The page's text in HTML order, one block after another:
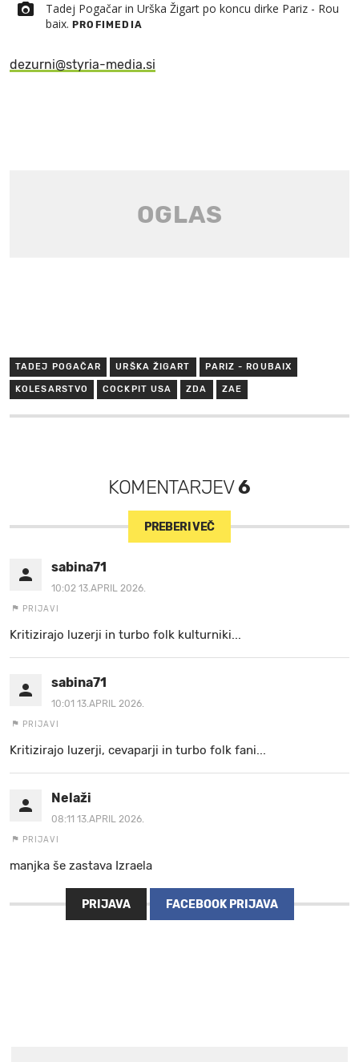
Tadej Pogačar in Urška Žigart po koncu dirke Pariz - Rou
baix. PROFIMEDIA
dezurni@styria-media.si
TADEJ POGAČAR URŠKA ŽIGART PARIZ - ROUBAIX
KOLESARSTVO COCKPIT USA ZDA ZAE
KOMENTARJEV6
PREBERI VEČ
sabina71
10:02 13.APRIL 2026.
PRIJAVI
Kritizirajo luzerji in turbo folk kulturniki...
sabina71
10:01 13.APRIL 2026.
PRIJAVI
Kritizirajo luzerji, cevaparji in turbo folk fani...
Nelaži
08:11 13.APRIL 2026.
PRIJAVI
manjka še zastava Izraela
PRIJAVA FACEBOOK PRIJAVA